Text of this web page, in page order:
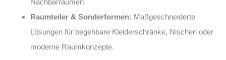
Nachbarräumen.
Raumteiler & Sonderformen: Maßgeschneiderte
Lösungen für begehbare Kleiderschränke, Nischen oder
moderne Raumkonzepte.